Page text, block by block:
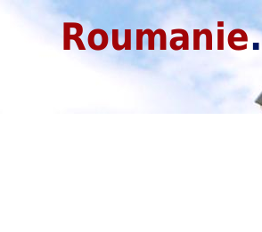
Roumanie